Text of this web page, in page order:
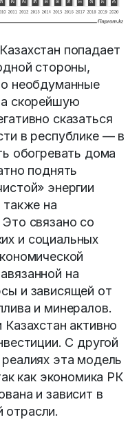
попадает
стороны,
необдуманные
скорейшую
сказаться
в республике — в
обогревать дома
поднять
энергии
также на
связано со
и социальных
на
и зависящей от
и минералов.
активно
С другой
эта модель
как экономика РК
и зависит в